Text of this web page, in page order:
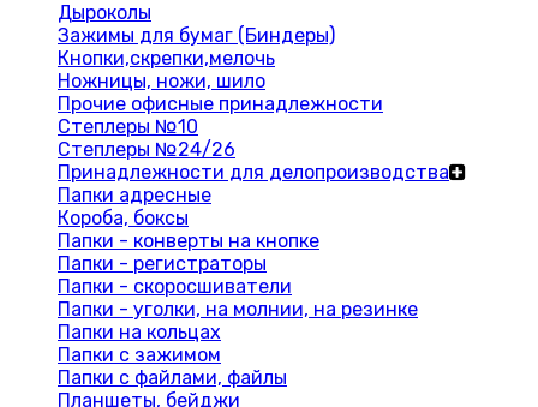
Дыроколы
Зажимы для бумаг (Биндеры)
Кнопки,скрепки,мелочь
Ножницы, ножи, шило
Прочие офисные принадлежности
Степлеры №10
Степлеры №24/26
Принадлежности для делопроизводства
Папки адресные
Короба, боксы
Папки - конверты на кнопке
Папки - регистраторы
Папки - скоросшиватели
Папки - уголки, на молнии, на резинке
Папки на кольцах
Папки с зажимом
Папки с файлами, файлы
Планшеты, бейджи